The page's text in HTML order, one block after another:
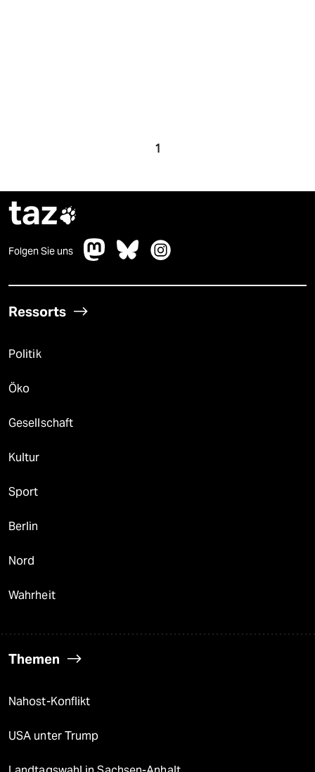
1
taz
Folgen Sie uns
Ressorts
Politik
Öko
Gesellschaft
Kultur
Sport
Berlin
Nord
Wahrheit
Themen
Nahost-Konflikt
USA unter Trump